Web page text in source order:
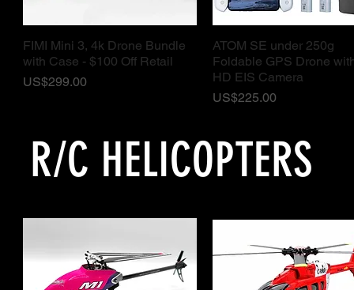
ดูข้อมูลด่วน
FIMI Mini 3, 4k Drone Bundle
with Case - $100 Off Retail
ราคา
US$299.00
ดูข้อมูลด่วน
ATOM SE under 250g
Foldable GPS Drone
HD EIS Camera
ราคา
US$225.00
R/C HELICOPTERS